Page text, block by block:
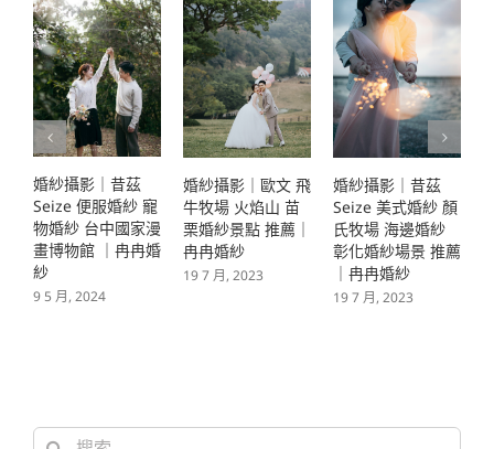
婚紗攝影｜歐文 飛
牛牧場 火焰山 苗
栗婚紗景點 推薦｜
冉冉婚紗
19 7 月, 2023
婚紗攝影｜昔茲
Seize 美式婚紗 顏
氏牧場 海邊婚紗
彰化婚紗場景 推薦
｜冉冉婚紗
婚紗攝影｜昔茲
Seize 復古婚紗 咖
啡廳 彰化婚紗景點
｜冉冉婚紗
19 7 月, 2023
搜